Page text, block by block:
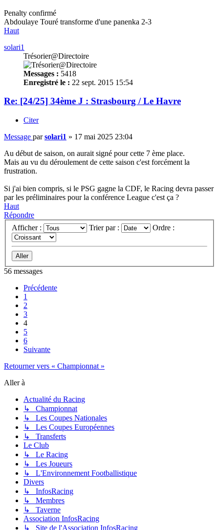
Penalty confirmé
Abdoulaye Touré transforme d'une panenka 2-3
Haut
solari1
Trésorier@Directoire
Messages : 5418
Enregistré le : 22 sept. 2015 15:54
Re: [24/25] 34ème J : Strasbourg / Le Havre
Citer
Message parsolari1 » 17 mai 2025 23:04
Au début de saison, on aurait signé pour cette 7 ème place.
Mais au vu du déroulement de cette saison c'est forcément la
frustration.
Si j'ai bien compris, si le PSG gagne la CDF, le Racing devra passer
par les préliminaires pour la conférence League c'est ça ?
Haut
Répondre
Afficher :
Trier par : Ordre :
56 messages
Précédente
1
2
3
4
5
6
Suivante
Retourner vers « Championnat »
Aller à
Actualité du Racing
↳ Championnat
↳ Les Coupes Nationales
↳ Les Coupes Européennes
↳ Transferts
Le Club
↳ Le Racing
↳ Les Joueurs
↳ L'Environnement Footballistique
Divers
↳ InfosRacing
↳ Membres
↳ Taverne
Association InfosRacing
↳ Site de l'Association InfosRacing